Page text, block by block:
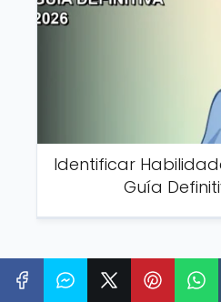
Identificar
Guía